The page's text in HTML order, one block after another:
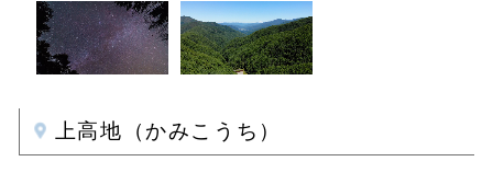
上高地（かみこうち）